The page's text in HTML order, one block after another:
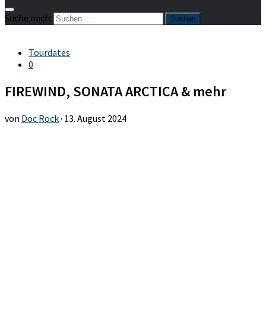
Suche nach:
Tourdates
0
FIREWIND, SONATA ARCTICA & mehr
von Doc Rock· 13. August 2024